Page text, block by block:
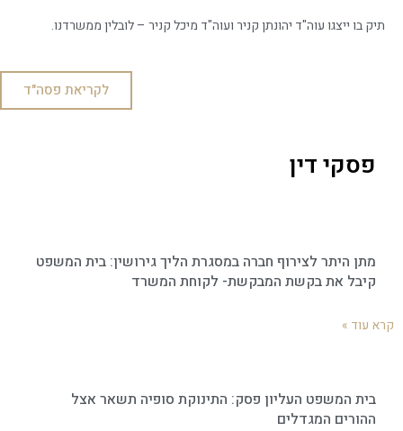
תיק בו ייצגו עוה"ד יהונתן קניר ועוה"ד מיכל קניר – לובלין ממשרדנו.
לקריאת פסה"ד
פסקי דין
מתן היתר לצירוף חברה במסגרת הליך גירושין: בית המשפט
קיבל את בקשת המבקשת- לקוחת המשרד
קרא עוד »
בית המשפט העליון פסק: התינוקת סופיה תשאר אצל
ההורים המגדלים